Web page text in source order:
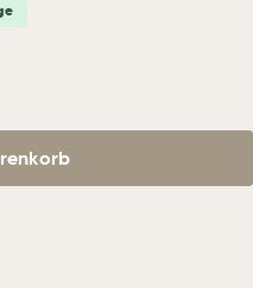
den